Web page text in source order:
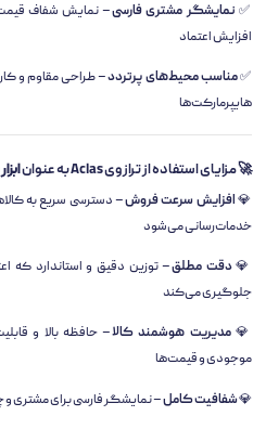
✅ نمایشگر مشتری فارسی– نمایش شفاف
افزایش اعتماد
✅مناسب محیط‌های پرتردد– طراحی مقاوم و
هایپرمارکت‌ها
🚀 مزایای استفاده از ترازوی Aclas به عنوان
💎افزایش سرعت فروش– دسترسی سریع به
خدمات‌رسانی می‌شود
💎دقت مطلق– توزین دقیق و استاندارد که
جلوگیری می‌کند
💎مدیریت هوشمند کالا– حافظه بالا و
موجودی و قیمت‌ها
💎شفافیت کامل– نمایشگر فارسی برای مشتری و